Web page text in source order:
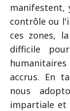
manifestent,
contrôle ou
ces zones,
difficile
accrus. En
nous
impartiale et